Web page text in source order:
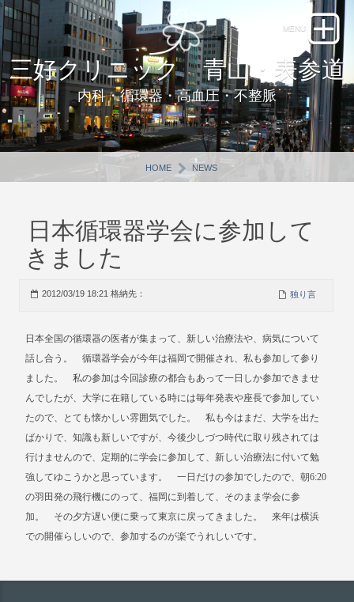
三好クリニック 青山・表参道
内科・循環器・高血圧・不整脈
HOME NEWS
日本循環器学会に参加して
きました
2012/03/19 18:21 格納先： 独り言
日本全国の循環器の医者が集まって、新しい治療法や、病気について
話し合う。 循環器学会が今年は福岡で開催され、私も参加して参り
ました。 私の参加は今回診療の都合もあって一日しか参加できませ
んでしたが、大学に在籍している時には毎年発表や座長で参加してい
たので、とても懐かしい雰囲気でした。 私も今はまだ、大学を出た
ばかりで、知識も新しいですが、今後少しづつ時代に取り残されては
行けませんので、定期的に学会に参加して、新しい治療法に付いて勉
強してゆこうかと思っています。 一日だけの参加でしたので、朝6:20
の羽田発の飛行機にのって、福岡に到着して、そのまま学会に参
加。 その夕方遅い便に乗って東京に戻ってきました。 来年は横浜
での開催らしいので、参加するのが楽でうれしいです。